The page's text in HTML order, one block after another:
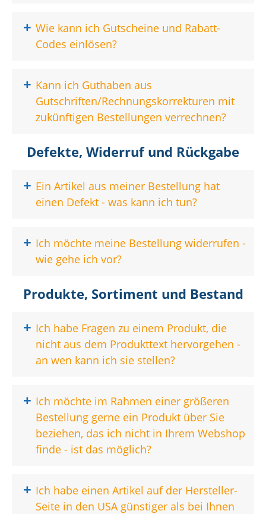
+ Wie kann ich Gutscheine und Rabatt-
Codes einlösen?
+ Kann ich Guthaben aus
Gutschriften/Rechnungskorrekturen mit
zukünftigen Bestellungen verrechnen?
Defekte, Widerruf und Rückgabe
+ Ein Artikel aus meiner Bestellung hat
einen Defekt - was kann ich tun?
+ Ich möchte meine Bestellung widerrufen -
wie gehe ich vor?
Produkte, Sortiment und Bestand
+ Ich habe Fragen zu einem Produkt, die
nicht aus dem Produkttext hervorgehen -
an wen kann ich sie stellen?
+ Ich möchte im Rahmen einer größeren
Bestellung gerne ein Produkt über Sie
beziehen, das ich nicht in Ihrem Webshop
finde - ist das möglich?
+ Ich habe einen Artikel auf der Hersteller-
Seite in den USA günstiger als bei Ihnen